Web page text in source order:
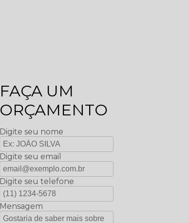
FAÇA UM
ORÇAMENTO
Digite seu nome
Digite seu email
Digite seu telefone
Mensagem